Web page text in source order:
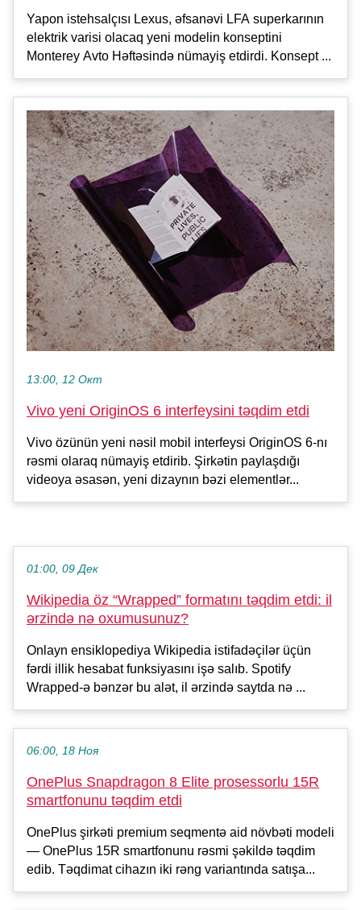
Yapon istehsalçısı Lexus, əfsanəvi LFA superkarının
elektrik varisi olacaq yeni modelin konseptini
Monterey Avto Həftəsində nümayiş etdirdi. Konsept ...
13:00, 12 Окт
Vivo yeni OriginOS 6 interfeysini təqdim etdi
Vivo özünün yeni nəsil mobil interfeysi OriginOS 6-nı
rəsmi olaraq nümayiş etdirib. Şirkətin paylaşdığı
videoya əsasən, yeni dizaynın bəzi elementlər...
01:00, 09 Дек
Wikipedia öz “Wrapped” formatını təqdim etdi: il
ərzində nə oxumusunuz?
Onlayn ensiklopediya Wikipedia istifadəçilər üçün
fərdi illik hesabat funksiyasını işə salıb. Spotify
Wrapped-ə bənzər bu alət, il ərzində saytda nə ...
06:00, 18 Ноя
OnePlus Snapdragon 8 Elite prosessorlu 15R
smartfonunu təqdim etdi
OnePlus şirkəti premium seqmentə aid növbəti modeli
— OnePlus 15R smartfonunu rəsmi şəkildə təqdim
edib. Təqdimat cihazın iki rəng variantında satışa...